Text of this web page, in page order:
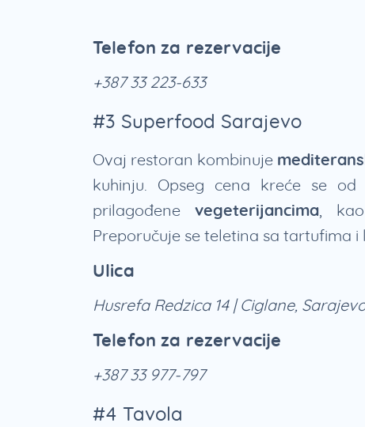
Telefon za rezervacije
+387 33 223-633
#3 Superfood Sarajevo
Ovaj restoran kombinuje
kuhinju. Opseg cena kreće se
prilagođenevegeterijancima,
Preporučuje se teletina sa tartufima i
Ulica
Husrefa Redzica 14 | Ciglane,
Telefon za rezervacije
+387 33 977-797
#4 Tavola